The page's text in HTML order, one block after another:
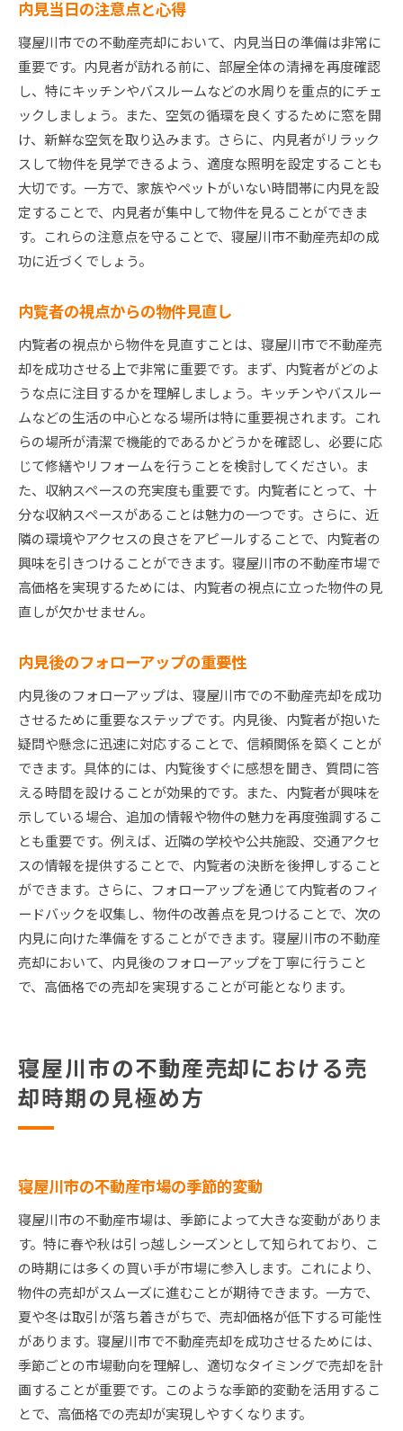
内見当日の注意点と心得
寝屋川市での不動産売却において、内見当日の準備は非常に
重要です。内見者が訪れる前に、部屋全体の清掃を再度確認
し、特にキッチンやバスルームなどの水周りを重点的にチェ
ックしましょう。また、空気の循環を良くするために窓を開
け、新鮮な空気を取り込みます。さらに、内見者がリラック
スして物件を見学できるよう、適度な照明を設定することも
大切です。一方で、家族やペットがいない時間帯に内見を設
定することで、内見者が集中して物件を見ることができま
す。これらの注意点を守ることで、寝屋川市不動産売却の成
功に近づくでしょう。
内覧者の視点からの物件見直し
内覧者の視点から物件を見直すことは、寝屋川市で不動産売
却を成功させる上で非常に重要です。まず、内覧者がどのよ
うな点に注目するかを理解しましょう。キッチンやバスルー
ムなどの生活の中心となる場所は特に重要視されます。これ
らの場所が清潔で機能的であるかどうかを確認し、必要に応
じて修繕やリフォームを行うことを検討してください。ま
た、収納スペースの充実度も重要です。内覧者にとって、十
分な収納スペースがあることは魅力の一つです。さらに、近
隣の環境やアクセスの良さをアピールすることで、内覧者の
興味を引きつけることができます。寝屋川市の不動産市場で
高価格を実現するためには、内覧者の視点に立った物件の見
直しが欠かせません。
内見後のフォローアップの重要性
内見後のフォローアップは、寝屋川市での不動産売却を成功
させるために重要なステップです。内見後、内覧者が抱いた
疑問や懸念に迅速に対応することで、信頼関係を築くことが
できます。具体的には、内覧後すぐに感想を聞き、質問に答
える時間を設けることが効果的です。また、内覧者が興味を
示している場合、追加の情報や物件の魅力を再度強調するこ
とも重要です。例えば、近隣の学校や公共施設、交通アクセ
スの情報を提供することで、内覧者の決断を後押しすること
ができます。さらに、フォローアップを通じて内覧者のフィ
ードバックを収集し、物件の改善点を見つけることで、次の
内見に向けた準備をすることができます。寝屋川市の不動産
売却において、内見後のフォローアップを丁寧に行うこと
で、高価格での売却を実現することが可能となります。
寝屋川市の不動産売却における売
却時期の見極め方
寝屋川市の不動産市場の季節的変動
寝屋川市の不動産市場は、季節によって大きな変動がありま
す。特に春や秋は引っ越しシーズンとして知られており、こ
の時期には多くの買い手が市場に参入します。これにより、
物件の売却がスムーズに進むことが期待できます。一方で、
夏や冬は取引が落ち着きがちで、売却価格が低下する可能性
があります。寝屋川市で不動産売却を成功させるためには、
季節ごとの市場動向を理解し、適切なタイミングで売却を計
画することが重要です。このような季節的変動を活用するこ
とで、高価格での売却が実現しやすくなります。